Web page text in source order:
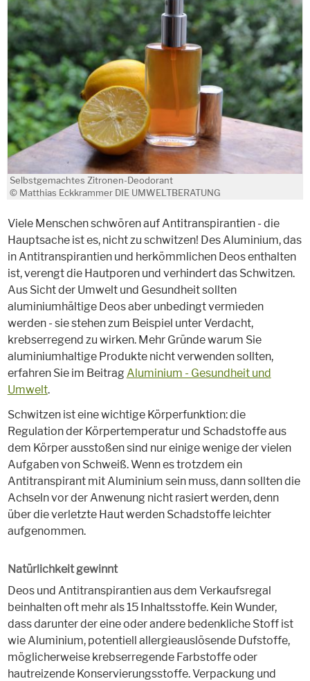
Selbstgemachtes Zitronen-Deodorant
© Matthias Eckkrammer DIE UMWELTBERATUNG
Viele Menschen schwören auf Antitranspirantien - die
Hauptsache ist es, nicht zu schwitzen! Des Aluminium, das
in Antitranspirantien und herkömmlichen Deos enthalten
ist, verengt die Hautporen und verhindert das Schwitzen.
Aus Sicht der Umwelt und Gesundheit sollten
aluminiumhältige Deos aber unbedingt vermieden
werden - sie stehen zum Beispiel unter Verdacht,
krebserregend zu wirken. Mehr Gründe warum Sie
aluminiumhaltige Produkte nicht verwenden sollten,
erfahren Sie im Beitrag Aluminium - Gesundheit und
Umwelt.
Schwitzen ist eine wichtige Körperfunktion: die
Regulation der Körpertemperatur und Schadstoffe aus
dem Körper ausstoßen sind nur einige wenige der vielen
Aufgaben von Schweiß. Wenn es trotzdem ein
Antitranspirant mit Aluminium sein muss, dann sollten die
Achseln vor der Anwenung nicht rasiert werden, denn
über die verletzte Haut werden Schadstoffe leichter
aufgenommen.
Natürlichkeit gewinnt
Deos und Antitranspirantien aus dem Verkaufsregal
beinhalten oft mehr als 15 Inhaltsstoffe. Kein Wunder,
dass darunter der eine oder andere bedenkliche Stoff ist
wie Aluminium, potentiell allergieauslösende Dufstoffe,
möglicherweise krebserregende Farbstoffe oder
hautreizende Konservierungsstoffe. Verpackung und